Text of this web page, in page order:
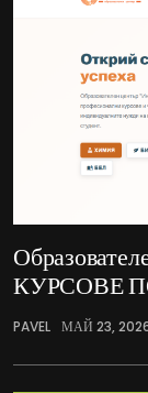
КУРСОВЕ
PAVEL МАЙ 23,